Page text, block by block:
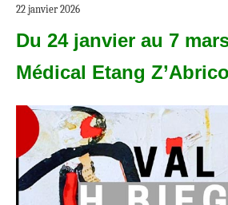
22 janvier 2026
Du 24 janvier au 7
Médical Etang